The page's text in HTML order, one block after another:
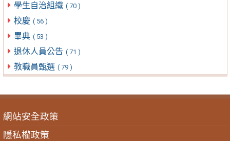
學生自治組織 ( 70 )
校慶 ( 56 )
畢典 ( 53 )
退休人員公告 ( 71 )
教職員甄選 ( 79 )
網站安全政策
隱私權政策